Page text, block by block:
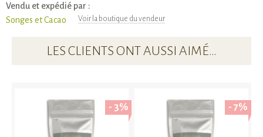
Vendu et expédié par :
Songes et Cacao
Voir la boutique du vendeur
LES CLIENTS ONT AUSSI AIMÉ…
- 3% - 7%